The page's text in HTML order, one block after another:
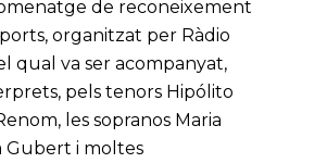
de reconeixement
organitzat per Ràdio
qual va ser acompanyat,
pels tenors Hipólito
les sopranos Maria
Gubert i moltes